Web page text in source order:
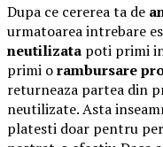
Dupa ce cererea ta de
urmatoarea intrebare
neutilizata poti primi
primi orambursare
returneaza partea din
neutilizate. Asta
platesti doar pentru